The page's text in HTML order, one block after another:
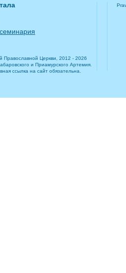
Православной Церкви, 2012 - 2026
и Приамурского Артемия.
ссылка на сайт обязательна.